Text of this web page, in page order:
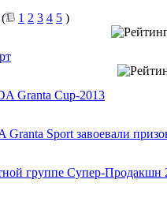
( 1 2 3 4 5 )
Granta Cup-2013
Sport завоевали
группе Супер-Продакшн